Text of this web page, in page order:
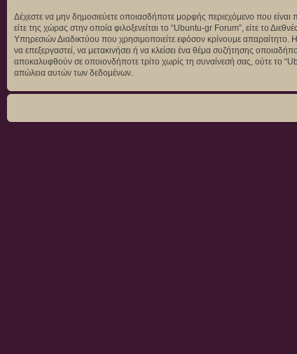
Δέχεστε να μην δημοσιεύετε οποιασδήποτε μορφής περιεχόμενο που
είτε της χώρας στην οποία φιλοξενείται το “Ubuntu-gr Forum”, είτε το
Υπηρεσιών Διαδικτύου που χρησιμοποιείτε εφόσον κρίνουμε
να επεξεργαστεί, να μετακινήσει ή να κλείσει ένα θέμα συζήτησης
αποκαλυφθούν σε οποιονδήποτε τρίτο χωρίς τη συναίνεσή σας, ούτε το
απώλεια αυτών των δεδομένων.